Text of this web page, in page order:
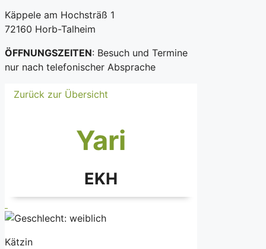
Käppele am Hochsträß 1
72160 Horb-Talheim
ÖFFNUNGSZEITEN: Besuch und Termine
nur nach telefonischer Absprache
Zurück zur Übersicht
Yari
EKH
Kätzin